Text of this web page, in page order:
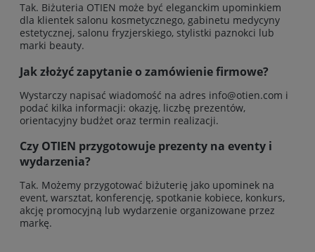
Tak. Biżuteria OTIEN może być eleganckim upominkiem
dla klientek salonu kosmetycznego, gabinetu medycyny
estetycznej, salonu fryzjerskiego, stylistki paznokci lub
marki beauty.
Jak złożyć zapytanie o zamówienie firmowe?
Wystarczy napisać wiadomość na adres info@otien.com i
podać kilka informacji: okazję, liczbę prezentów,
orientacyjny budżet oraz termin realizacji.
Czy OTIEN przygotowuje prezenty na eventy i
wydarzenia?
Tak. Możemy przygotować biżuterię jako upominek na
event, warsztat, konferencję, spotkanie kobiece, konkurs,
akcję promocyjną lub wydarzenie organizowane przez
markę.